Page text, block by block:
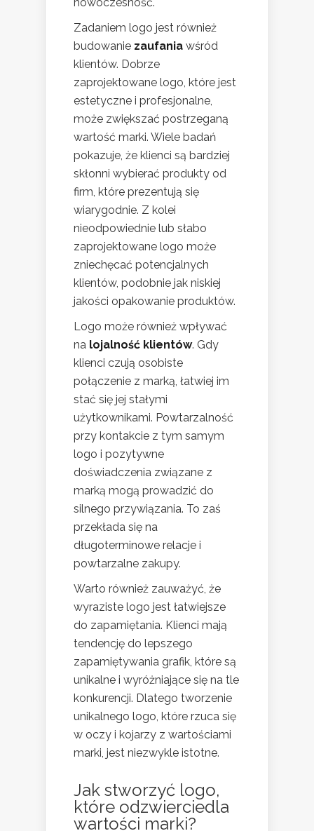
Zadaniem logo jest również
budowanie zaufania wśród
klientów. Dobrze
zaprojektowane logo, które jest
estetyczne i profesjonalne,
może zwiększać postrzeganą
wartość marki. Wiele badań
pokazuje, że klienci są bardziej
skłonni wybierać produkty od
firm, które prezentują się
wiarygodnie. Z kolei
nieodpowiednie lub słabo
zaprojektowane logo może
zniechęcać potencjalnych
klientów, podobnie jak niskiej
jakości opakowanie produktów.
Logo może również wpływać
na lojalność klientów. Gdy
klienci czują osobiste
połączenie z marką, łatwiej im
stać się jej stałymi
użytkownikami. Powtarzalność
przy kontakcie z tym samym
logo i pozytywne
doświadczenia związane z
marką mogą prowadzić do
silnego przywiązania. To zaś
przekłada się na
długoterminowe relacje i
powtarzalne zakupy.
Warto również zauważyć, że
wyraziste logo jest łatwiejsze
do zapamiętania. Klienci mają
tendencję do lepszego
zapamiętywania grafik, które są
unikalne i wyróżniające się na tle
konkurencji. Dlatego tworzenie
unikalnego logo, które rzuca się
w oczy i kojarzy z wartościami
marki, jest niezwykle istotne.
Jak stworzyć logo,
które odzwierciedla
wartości marki?